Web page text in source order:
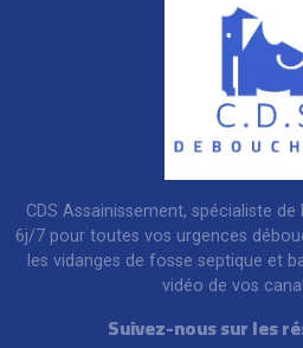
CDS Assainissement, spécialiste
6j/7 pour toutes vos urgences
les vidanges de fosse septique et
vidéo de vos
Suivez-nous sur les